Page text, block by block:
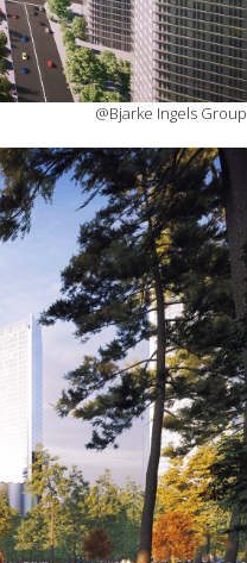
@Bjarke Ingels Group